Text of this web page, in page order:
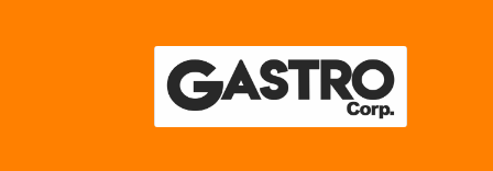
al
contenido